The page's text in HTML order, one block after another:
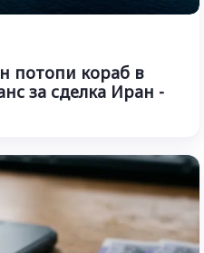
потопи кораб в
за сделка Иран -